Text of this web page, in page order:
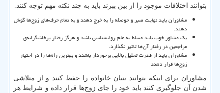
بتوانند اختلافات موجود را از بین ببرند باید به چند نکته مهم توجه کنند.
مشاوران باید نهایت صبر و حوصله را به خرج دهند و به تمام حرف‌های زوج‌ها گوش
دهند.
یک مشاور خوب باید مسلط به علم روانشناسی باشد و هرگز رفتار پرخاشگرانه‌ی
مراجعین در رفتار آن‌ها تاثیر نگذارد.
مشاوران باید از قدرت تحلیل بالایی برخوردار باشند و بهترین راه‌ها را در اختیار
زوج‌ها قرار دهند
مشاوران برای اینکه بتوانند بنیان خانواده را حفظ کنند و از متلاشی
شدن آن جلوگیری کنند باید خود را جای زوج‌ها قرار داده و شرایط هر